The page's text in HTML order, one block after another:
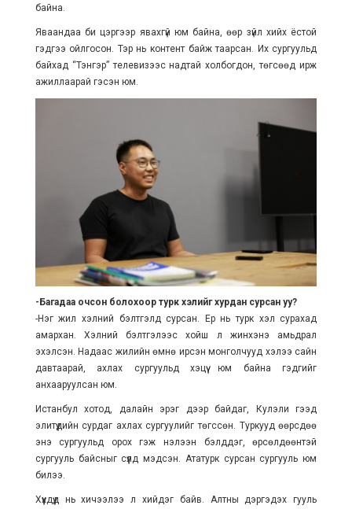
байна.
Яваандаа би цэргээр явахгүй юм байна, өөр зүйл хийх ёстой
гэдгээ ойлгосон. Тэр нь контент байж таарсан. Их сургуульд
байхад “Тэнгэр” телевизээс надтай холбогдон, төгсөөд ирж
ажиллаарай гэсэн юм.
-Багадаа очсон болохоор турк хэлийг хурдан сурсан уу?
-Нэг жил хэлний бэлтгэлд сурсан. Ер нь турк хэл сурахад
амархан. Хэлний бэлтгэлээс хойш л жинхэнэ амьдрал
эхэлсэн. Надаас жилийн өмнө ирсэн монголчууд хэлээ сайн
давтаарай, ахлах сургуульд хэцүү юм байна гэдгийг
анхааруулсан юм.
Истанбул хотод, далайн эрэг дээр байдаг, Кулэли гээд
элитүүдийн сурдаг ахлах сургуулийг төгссөн. Туркууд өөрсдөө
энэ сургуульд орох гэж нэлээн бэлддэг, өрсөлдөөнтэй
сургууль байсныг сүүлд мэдсэн. Ататурк сурсан сургууль юм
билээ.
Хүүхдүүд нь хичээлээ л хийдэг байв. Алтны дэргэдэх гууль